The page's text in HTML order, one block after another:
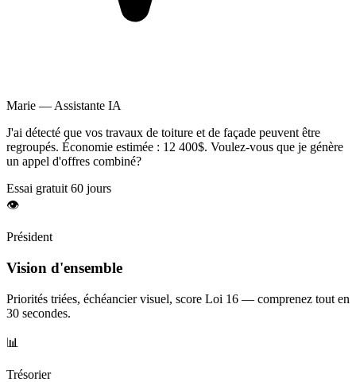
Marie — Assistante IA
J'ai détecté que vos travaux de toiture et de façade peuvent être
regroupés. Économie estimée : 12 400$. Voulez-vous que je génère
un appel d'offres combiné?
Essai gratuit 60 jours
👁️
Président
Vision d'ensemble
Priorités triées, échéancier visuel, score Loi 16 — comprenez tout en
30 secondes.
📊
Trésorier